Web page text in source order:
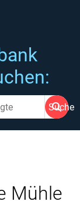
Suche
Mühle